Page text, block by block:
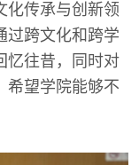
化传承与创新领
过跨文化和跨学
忆往昔，同时对
希望学院能够不